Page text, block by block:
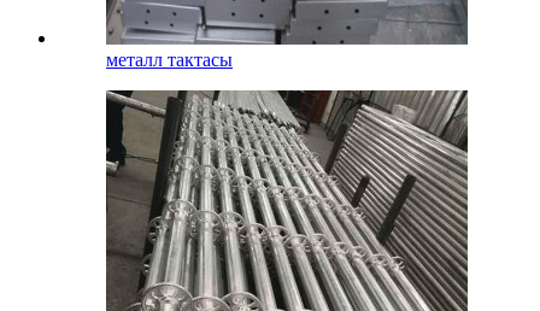
металл тактасы